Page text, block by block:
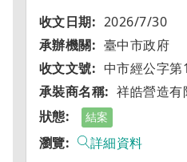
2026/7/30
臺中市政府
中市經公字
祥皓營造有
結案
詳細資料